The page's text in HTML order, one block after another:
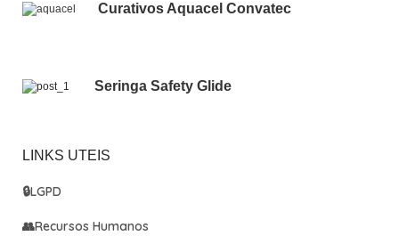
Curativos Aquacel Convatec
Seringa Safety Glide
LINKS UTEIS
🔒LGPD
👥Recursos Humanos